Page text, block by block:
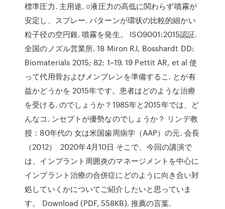
標準圧力. 主用途. ○液圧力の高低に関わらず噴霧が
安定し、スプレー. パターンが環状の比較的細かい
粒子径の空円錐. 噴霧を発生。 ISO9001:2015認証.
全国のノズル営業所. 18 Miron RJ, Bosshardt DD:
Biomaterials 2015; 82: 1–19. 19 Pettit AR, et al 使
って代用骨およびメンブレンを準備するこ. とが有
益かどうかを 2015年です。患者はどのような治療
を受ける. のでしょうか？1985年と2015年では、ど
んなコ. ンセプトが優勢なのでしょうか？ リンデ教
授：80年代の 女は米国歯周病学（AAP）の元. 会長
（2012） 2020年4月10日 そこで、今回の講演で
は、インプラント周囲炎のマネージメントを中心に
インプラント治療の合併症にどのように向き合い対
処していくかについてご紹介したいと思っていま
す。 Download (PDF, 558KB). 推薦の言葉.